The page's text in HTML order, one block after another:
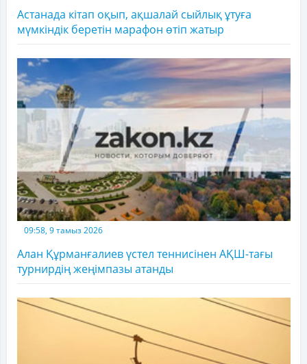
Астанада кітап оқып, ақшалай сыйлық ұтуға
мүмкіндік беретін марафон өтіп жатыр
09:58, 9 тамыз 2026
Алан Құрманғалиев үстел теннисінен АҚШ-тағы
турнирдің жеңімпазы атанды